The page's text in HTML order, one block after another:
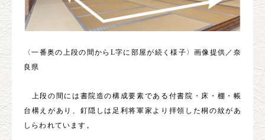
〈一番奥の上段の間からL字に部屋が続く様子〉画像提供／奈
良県
上段の間には書院造の構成要素である付書院・床・棚・帳
台構えがあり、釘隠しは足利将軍家より拝領した桐の紋があ
しらわれています。